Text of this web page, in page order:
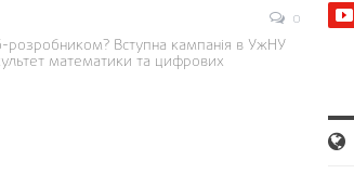
0
Вступна кампанія в УжНУ
математики та цифрових